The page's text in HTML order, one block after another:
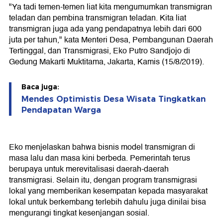
"Ya tadi temen-temen liat kita mengumumkan transmigran
teladan dan pembina transmigran teladan. Kita liat
transmigran juga ada yang pendapatnya lebih dari 600
juta per tahun," kata Menteri Desa, Pembangunan Daerah
Tertinggal, dan Transmigrasi, Eko Putro Sandjojo di
Gedung Makarti Muktitama, Jakarta, Kamis (15/8/2019).
Baca juga:
Mendes Optimistis Desa Wisata Tingkatkan
Pendapatan Warga
Eko menjelaskan bahwa bisnis model transmigran di
masa lalu dan masa kini berbeda. Pemerintah terus
berupaya untuk merevitalisasi daerah-daerah
transmigrasi. Selain itu, dengan program transmigrasi
lokal yang memberikan kesempatan kepada masyarakat
lokal untuk berkembang terlebih dahulu juga dinilai bisa
mengurangi tingkat kesenjangan sosial.